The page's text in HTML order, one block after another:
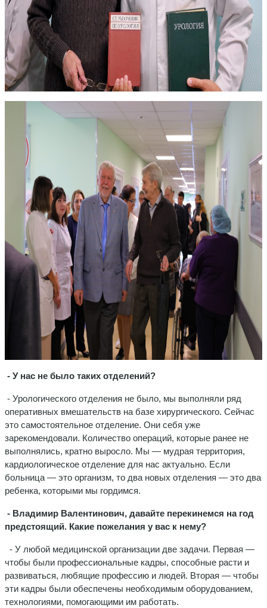
- У нас не было таких отделений?
- Урологического отделения не было, мы выполняли ряд
оперативных вмешательств на базе хирургического. Сейчас
это самостоятельное отделение. Они себя уже
зарекомендовали. Количество операций, которые ранее не
выполнялись, кратно выросло. Мы — мудрая территория,
кардиологическое отделение для нас актуально. Если
больница — это организм, то два новых отделения — это два
ребенка, которыми мы гордимся.
- Владимир Валентинович, давайте перекинемся на год
предстоящий. Какие пожелания у вас к нему?
- У любой медицинской организации две задачи. Первая —
чтобы были профессиональные кадры, способные расти и
развиваться, любящие профессию и людей. Вторая — чтобы
эти кадры были обеспечены необходимым оборудованием,
технологиями, помогающими им работать.